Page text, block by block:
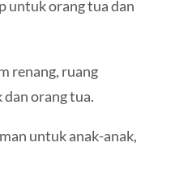
untuk orang tua dan
renang, ruang
orang tua.
untuk anak-anak,